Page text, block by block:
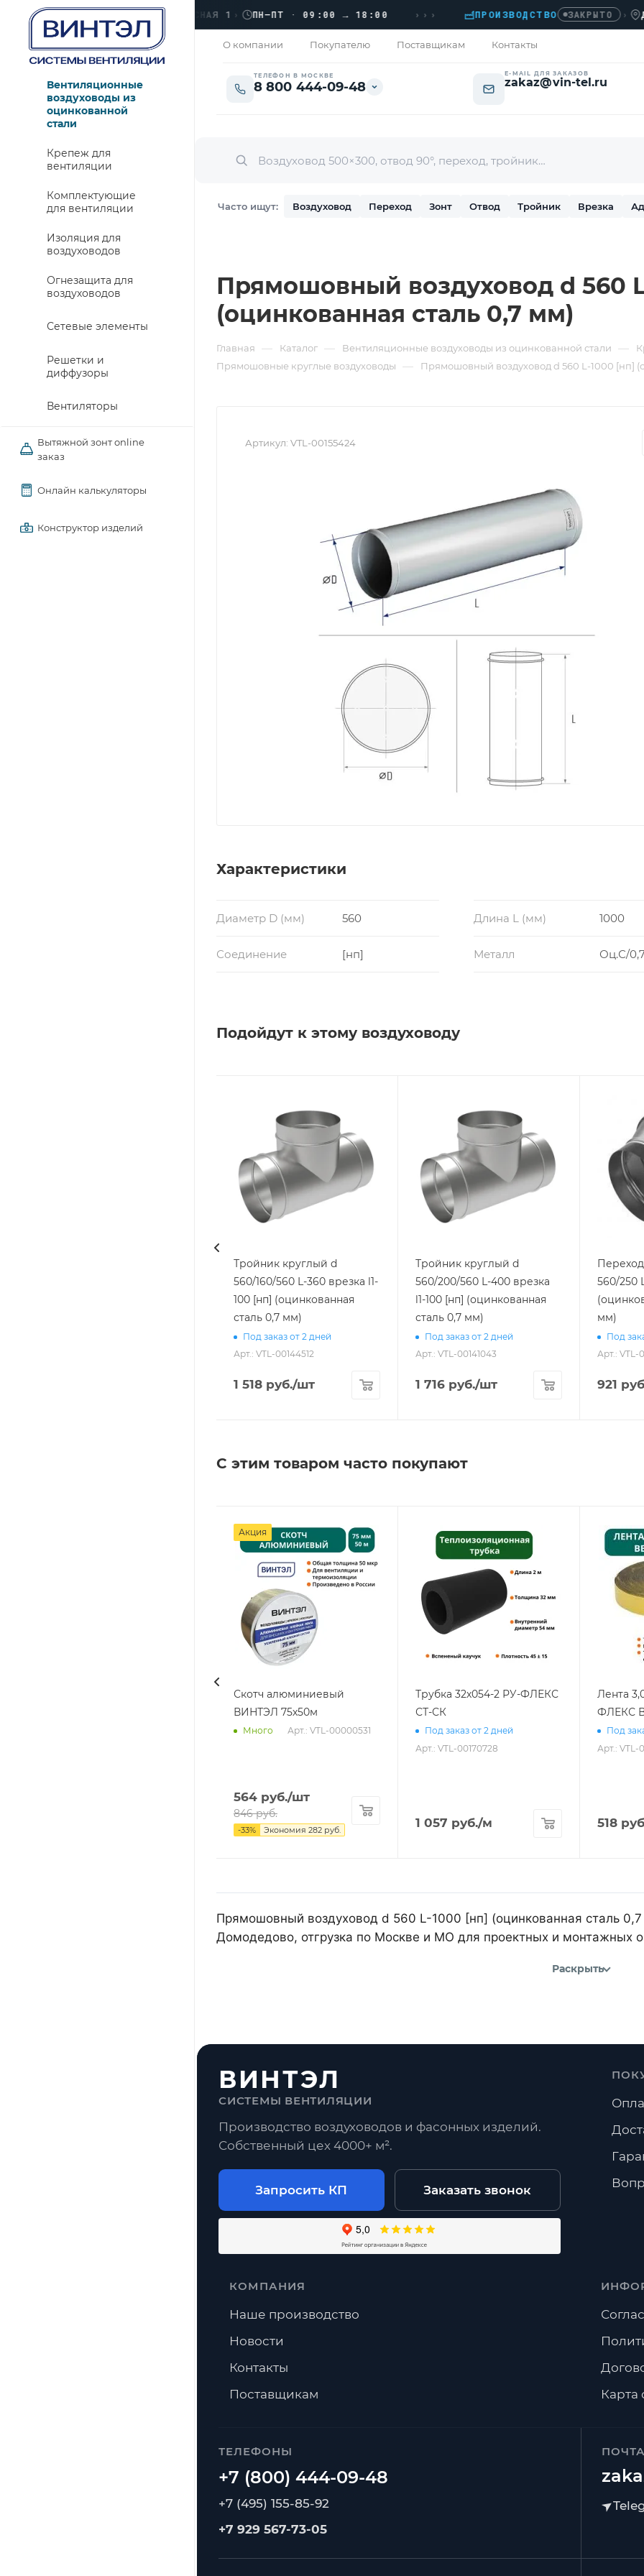
› ЛЮБЕРЦЫ, УЛ. КРАСНАЯ 1› ПН–ПТ · 09:00 → 18:00 ››› ПРОИЗВОДСТВО ЗАКРЫТО ›
О компании Покупателю Поставщикам Контакты
ТЕЛЕФОН В МОСКВЕ
8 800 444-09-48
E-MAIL ДЛЯ ЗАКАЗОВ
zakaz@vin-tel.ru
Часто ищут: Воздуховод Переход Зонт Отвод Тройник Врезка
Вентиляционные
воздуховоды из
оцинкованной
стали
Крепеж для
вентиляции
Комплектующие
для вентиляции
Изоляция для
воздуховодов
Огнезащита для
воздуховодов
Сетевые элементы
Решетки и
диффузоры
Вентиляторы
Вытяжной зонт online
заказ
Онлайн калькуляторы
Конструктор изделий
Прямошовный воздуховод d 560
(оцинкованная сталь 0,7 мм)
Главная — Каталог — Вентиляционные воздуховоды из оцинкованной стали —
Прямошовные круглые воздуховоды
— Прямошовный воздуховод d 560 L-1000 [нп]
Артикул: VTL-00155424
Характеристики
Диаметр D (мм) 560 Длина L (мм) 1000
Соединение [нп] Металл Оц.С/
Подойдут к этому воздуховоду
Тройник круглый d
560/160/560 L-360 врезка l1-
100 [нп] (оцинкованная
сталь 0,7 мм)
Под заказ от 2 дней
Арт.: VTL-00144512
1 518 руб./шт
Тройник круглый d
560/200/560 L-400 врезка
l1-100 [нп] (оцинкованная
сталь 0,7 мм)
Под заказ от 2 дней
Арт.: VTL-00141043
1 716 руб./шт
560/250
мм)
Под
Арт.: VTL-
921
С этим товаром часто покупают
Акция
Скотч алюминиевый
ВИНТЭЛ 75х50м
Много Арт.: VTL-00000531
564 руб./шт
846руб.
-33% Экономия 282 руб.
Трубка 32х054-2 РУ-ФЛЕКС
СТ-СК
Под заказ от 2 дней
Арт.: VTL-00170728
1 057 руб./м
Лента
ФЛЕКС
Под
Арт.: VTL-
518
Прямошовный воздуховод d 560 L-1000 [нп] (оцинкованная сталь
Домодедово, отгрузка по Москве и МО для проектных и монтажных
Раскрыть
ВИНТЭЛ
СИСТЕМЫ ВЕНТИЛЯЦИИ
Производство воздуховодов и фасонных изделий.
Собственный цех 4000+ м².
Запросить КП Заказать звонок
ТЕЛЕФОНЫ
+7 (495) 155-85-92
+7 929 567-73-05
КОМПАНИЯ
Наше производство
Новости
Контакты
Поставщикам
Карта